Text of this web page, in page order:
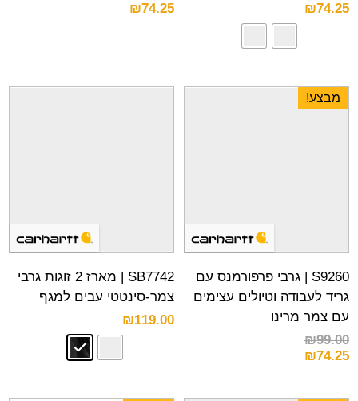
₪74.25
₪74.25
מבצע!
S9260 | גרבי פרפורמנס עם
גריד לעבודה וטיולים עצימים
עם צמר מרינו
₪99.00
₪74.25
SB7742 | מארז 2 זוגות גרבי
צמר-סינטטי עבים למגף
₪119.00